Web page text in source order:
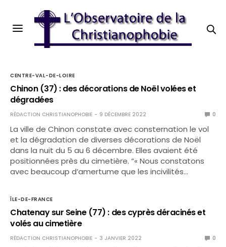
CENTRE-VAL-DE-LOIRE
Chinon (37) : des décorations de Noël volées et
dégradées
RÉDACTION CHRISTIANOPHOBIE 9 DÉCEMBRE 2022 0
La ville de Chinon constate avec consternation le vol
et la dégradation de diverses décorations de Noël
dans la nuit du 5 au 6 décembre. Elles avaient été
positionnées près du cimetière. “« Nous constatons
avec beaucoup d’amertume que les incivilités…
ÎLE-DE-FRANCE
Chatenay sur Seine (77) : des cyprès déracinés et
volés au cimetière
RÉDACTION CHRISTIANOPHOBIE 3 JANVIER 2022 0